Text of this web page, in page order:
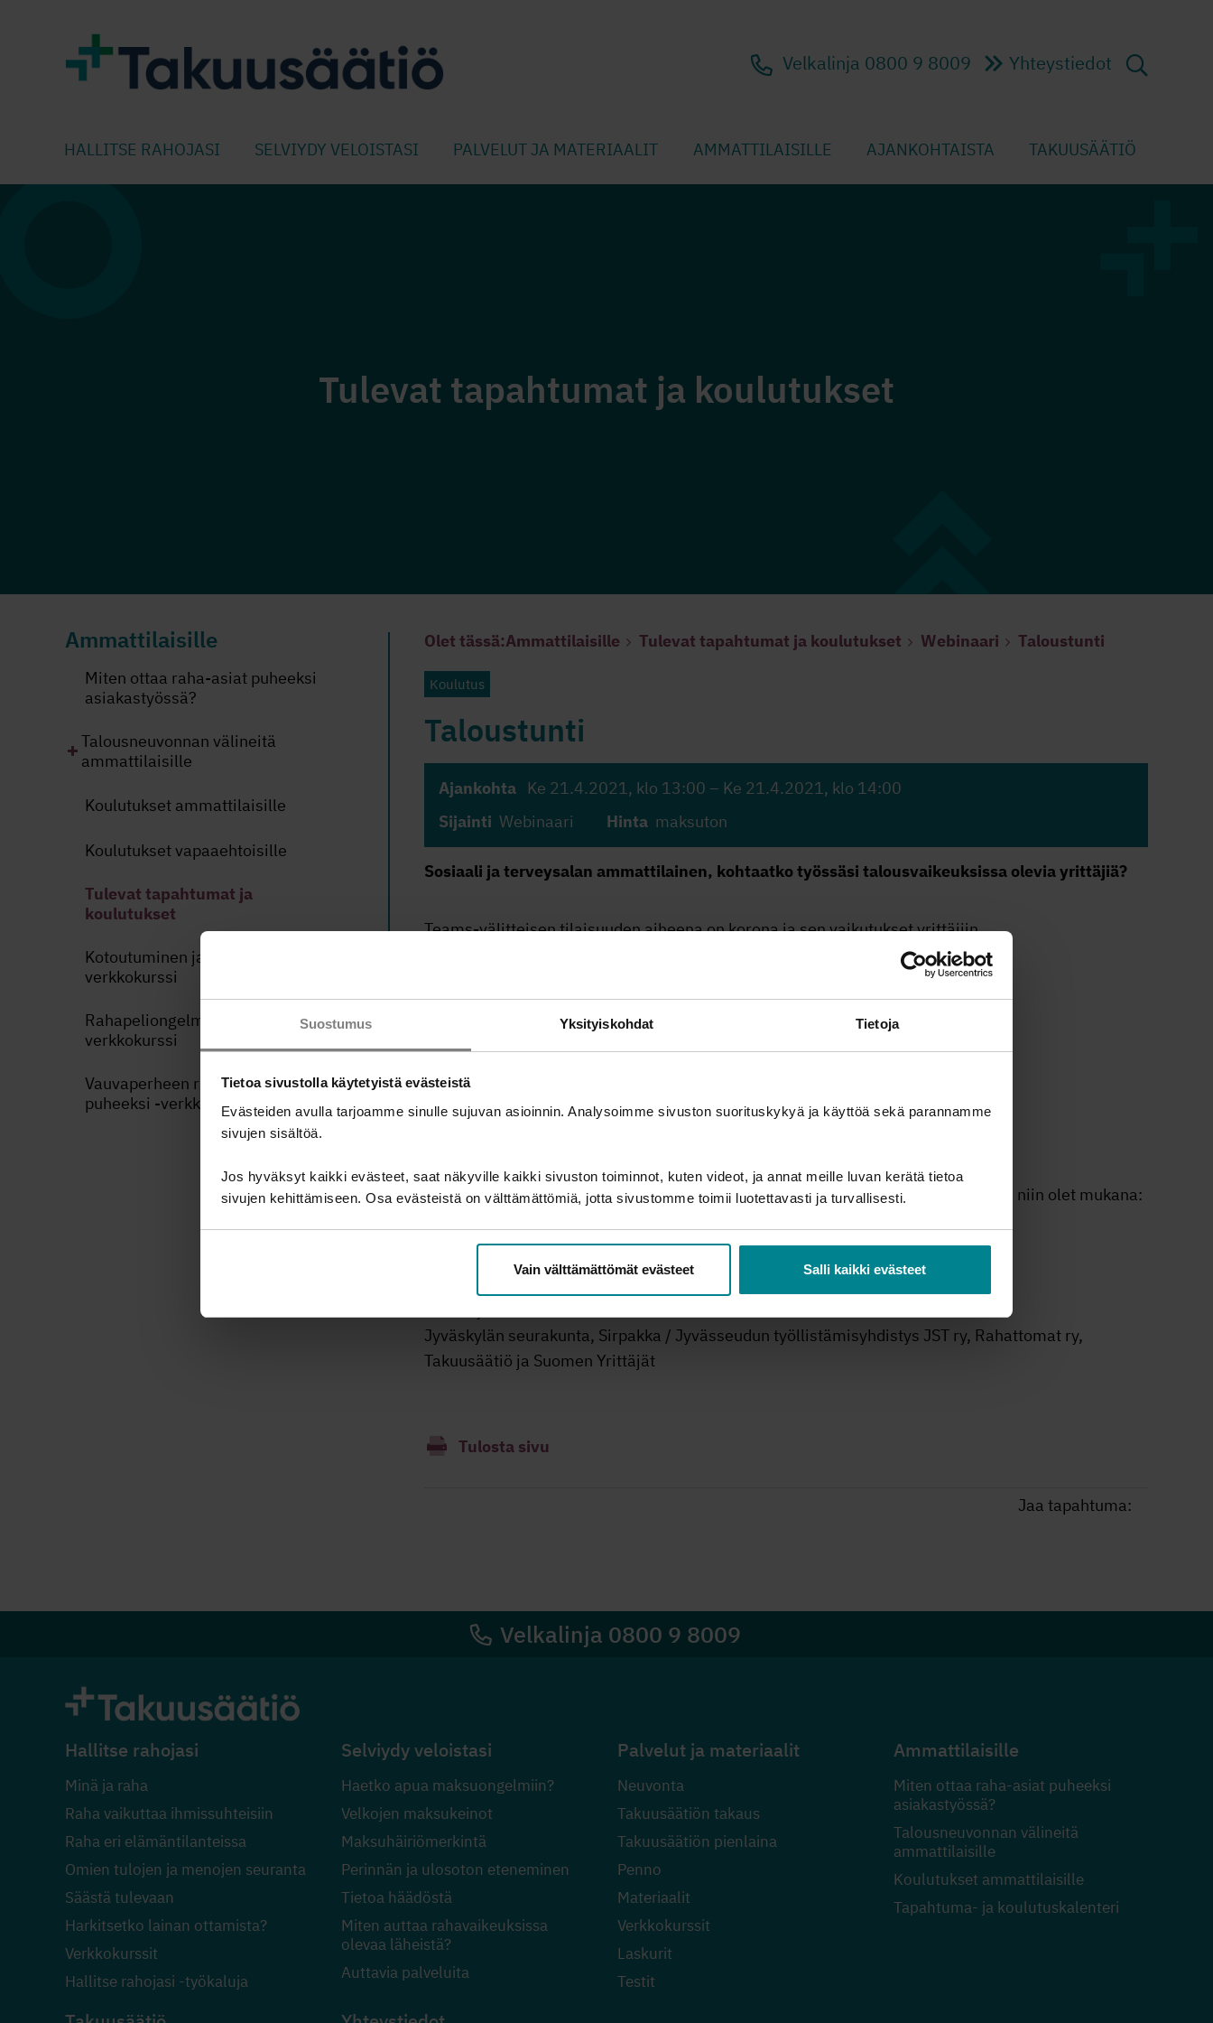
Suostumus Yksityiskohdat Tietoja
Tietoa sivustolla käytetyistä evästeistä
Evästeiden avulla tarjoamme sinulle sujuvan asioinnin. Analysoimme sivuston suorituskykyä ja käyttöä sekä parannamme
sivujen sisältöä.
Jos hyväksyt kaikki evästeet, saat näkyville kaikki sivuston toiminnot, kuten videot, ja annat meille luvan kerätä tietoa
sivujen kehittämiseen. Osa evästeistä on välttämättömiä, jotta sivustomme toimii luotettavasti ja turvallisesti.
Vain välttämättömät evästeet Salli kaikki evästeet
Velkalinja 0800 9 8009 Yhteystiedot
HALLITSE RAHOJASI SELVIYDY VELOISTASI PALVELUT JA MATERIAALIT AMMATTILAISILLE AJANKOHTAISTA TAKUUSÄÄTIÖ
Tulevat tapahtumat ja koulutukset
Olet tässä:Ammattilaisille Tulevat tapahtumat ja koulutukset Webinaari Taloustunti
Koulutus
Taloustunti
Ajankohta Ke 21.4.2021, klo 13:00 – Ke 21.4.2021, klo 14:00
Sijainti Webinaari Hinta maksuton
Sosiaali ja terveysalan ammattilainen, kohtaatko työssäsi talousvaikeuksissa olevia yrittäjiä?
Teams-välitteisen tilaisuuden aiheena on korona ja sen vaikutukset yrittäjiin.
Yrittäjien sosiaaliturva
Early Warning verkoston rakentaminen ja toiminta
Taloustunnille ei tarvita erillistä ilmoittautumista, klikkaa vain alla olevaa linkkiä, niin olet mukana:
Liity kokoukseen napsauttamalla tätä
Jyväskylän seurakunta, Sirpakka / Jyvässeudun työllistämisyhdistys JST ry, Rahattomat ry,
Takuusäätiö ja Suomen Yrittäjät
Tulosta sivu
Jaa tapahtuma:
Ammattilaisille
Miten ottaa raha-asiat puheeksi
asiakastyössä?
Talousneuvonnan välineitä
ammattilaisille
Koulutukset ammattilaisille
Koulutukset vapaaehtoisille
Tulevat tapahtumat ja
koulutukset
Kotoutuminen ja raha -
verkkokurssi
Rahapeliongelma ja talous -
verkkokurssi
Vauvaperheen raha-asiat
puheeksi -verkkokurssi
Velkalinja 0800 9 8009
Hallitse rahojasi
Minä ja raha
Raha vaikuttaa ihmissuhteisiin
Raha eri elämäntilanteissa
Omien tulojen ja menojen seuranta
Säästä tulevaan
Harkitsetko lainan ottamista?
Verkkokurssit
Hallitse rahojasi -työkaluja
Selviydy veloistasi
Haetko apua maksuongelmiin?
Velkojen maksukeinot
Maksuhäiriömerkintä
Perinnän ja ulosoton eteneminen
Tietoa häädöstä
Miten auttaa rahavaikeuksissa
olevaa läheistä?
Auttavia palveluita
Palvelut ja materiaalit
Neuvonta
Takuusäätiön takaus
Takuusäätiön pienlaina
Penno
Materiaalit
Verkkokurssit
Laskurit
Testit
Ammattilaisille
Miten ottaa raha-asiat puheeksi
asiakastyössä?
Talousneuvonnan välineitä
ammattilaisille
Koulutukset ammattilaisille
Tapahtuma- ja koulutuskalenteri